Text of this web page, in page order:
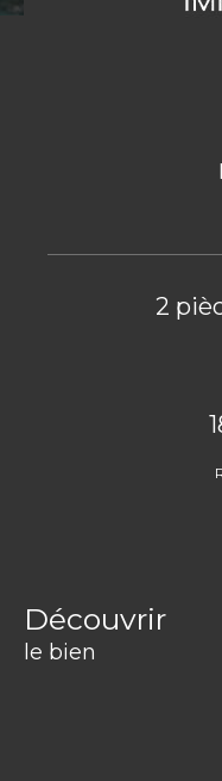
2
découvrir
le bien